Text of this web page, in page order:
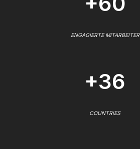
ENGAGIERTE MITARBEITER
+36
COUNTRIES